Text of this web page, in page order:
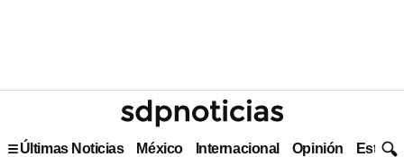
Últimas Noticias México Internacional Opinión Estilo